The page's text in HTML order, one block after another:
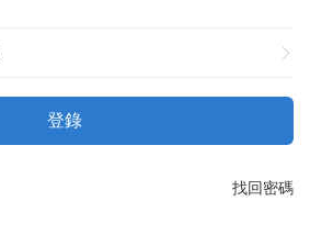
登錄
找回密碼